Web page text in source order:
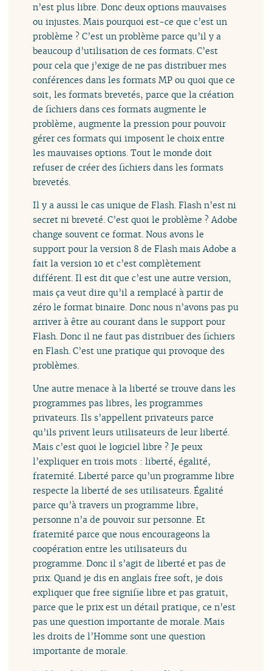
n’est plus libre. Donc deux options mauvaises
ou injustes. Mais pourquoi est-ce que c’est un
problème ? C’est un problème parce qu’il y a
beaucoup d’utilisation de ces formats. C’est
pour cela que j’exige de ne pas distribuer mes
conférences dans les formats MP ou quoi que ce
soit, les formats brevetés, parce que la création
de fichiers dans ces formats augmente le
problème, augmente la pression pour pouvoir
gérer ces formats qui imposent le choix entre
les mauvaises options. Tout le monde doit
refuser de créer des fichiers dans les formats
brevetés.
Il y a aussi le cas unique de Flash. Flash n’est ni
secret ni breveté. C’est quoi le problème ? Adobe
change souvent ce format. Nous avons le
support pour la version 8 de Flash mais Adobe a
fait la version 10 et c’est complètement
différent. Il est dit que c’est une autre version,
mais ça veut dire qu’il a remplacé à partir de
zéro le format binaire. Donc nous n’avons pas pu
arriver à être au courant dans le support pour
Flash. Donc il ne faut pas distribuer des fichiers
en Flash. C’est une pratique qui provoque des
problèmes.
Une autre menace à la liberté se trouve dans les
programmes pas libres, les programmes
privateurs. Ils s’appellent privateurs parce
qu’ils privent leurs utilisateurs de leur liberté.
Mais c’est quoi le logiciel libre ? Je peux
l’expliquer en trois mots : liberté, égalité,
fraternité. Liberté parce qu’un programme libre
respecte la liberté de ses utilisateurs. Égalité
parce qu’à travers un programme libre,
personne n’a de pouvoir sur personne. Et
fraternité parce que nous encourageons la
coopération entre les utilisateurs du
programme. Donc il s’agit de liberté et pas de
prix. Quand je dis en anglais free soft, je dois
expliquer que free signifie libre et pas gratuit,
parce que le prix est un détail pratique, ce n’est
pas une question importante de morale. Mais
les droits de l’Homme sont une question
importante de morale.